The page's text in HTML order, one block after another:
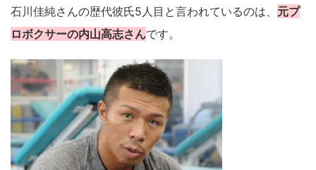
石川佳純さんの歴代彼氏5人目と言われているのは、 元プ
ロボクサーの内山高志さんです。